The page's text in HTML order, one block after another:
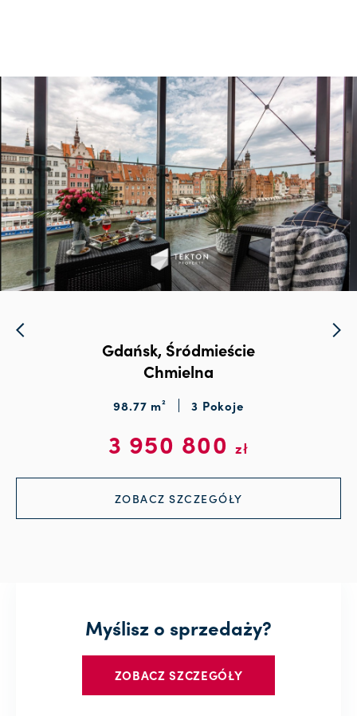
Gdańsk, Śródmieście
Chmielna
98.77 m² 3 Pokoje
3 950 800 zł
ZOBACZ SZCZEGÓŁY
Myślisz o sprzedaży?
ZOBACZ SZCZEGÓŁY